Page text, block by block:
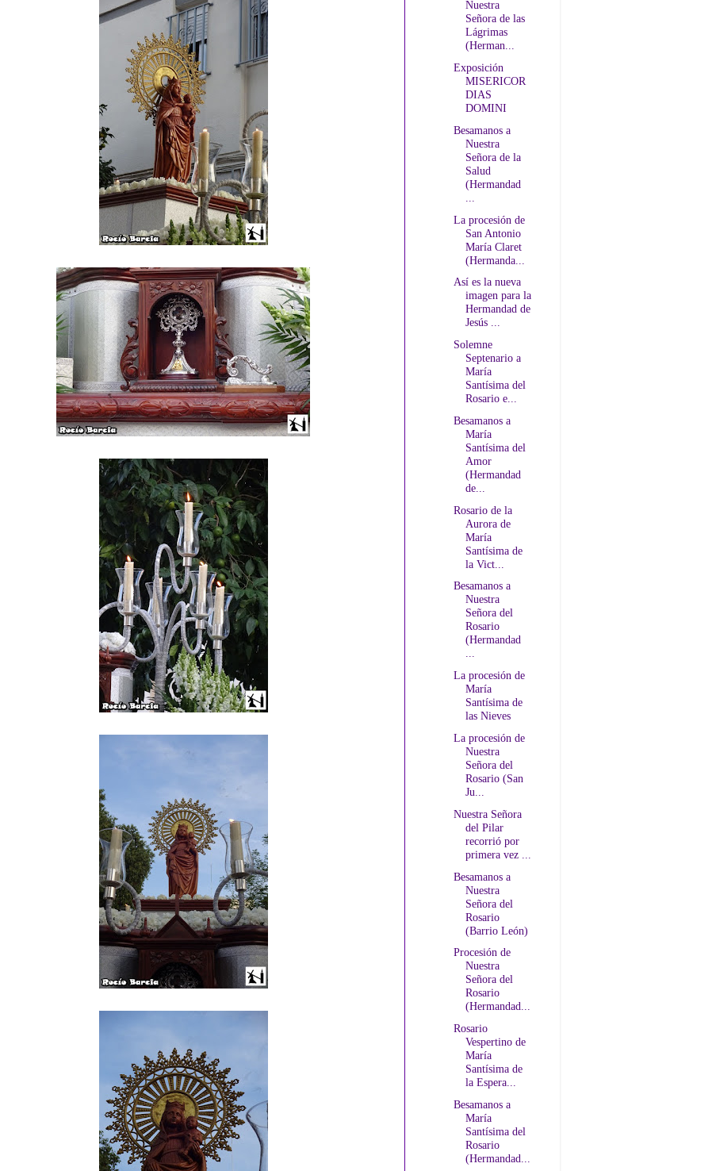
Nuestra
Señora de las
Lágrimas
(Herman...
Exposición
MISERICOR
DIAS
DOMINI
Besamanos a
Nuestra
Señora de la
Salud
(Hermandad
La procesión de
San Antonio
María Claret
(Hermanda...
Así es la nueva
imagen para la
Hermandad de
Jesús ...
Solemne
Septenario a
María
Santísima del
Rosario e...
Besamanos a
María
Santísima del
Amor
(Hermandad
de...
Rosario de la
Aurora de
María
Santísima de
la Vict...
Besamanos a
Nuestra
Señora del
Rosario
(Hermandad
...
La procesión de
María
Santísima de
las Nieves
La procesión de
Nuestra
Señora del
Rosario (San
Ju...
Nuestra Señora
del Pilar
recorrió por
primera vez ...
Besamanos a
Nuestra
Señora del
Rosario
(Barrio León)
Procesión de
Nuestra
Señora del
Rosario
(Hermandad...
Rosario
Vespertino de
María
Santísima de
la Espera...
Besamanos a
María
Santísima del
Rosario
(Hermandad...